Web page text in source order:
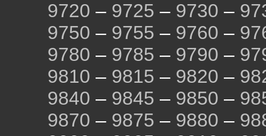
9720 – 9725 – 9730 –
9750 – 9755 – 9760 –
9780 – 9785 – 9790 –
9810 – 9815 – 9820 –
9840 – 9845 – 9850 –
9870 – 9875 – 9880 –